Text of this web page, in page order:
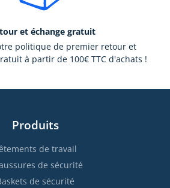
et échange gratuit
politique de premier retour et
à partir de 100€ TTC d'achats !
Produits
de travail
de sécurité
de sécurité